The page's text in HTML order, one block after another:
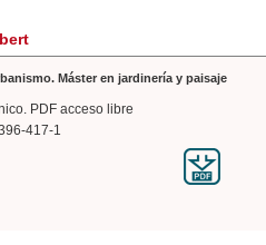
Máster en jardinería y paisaje
PDF acceso libre
417-1